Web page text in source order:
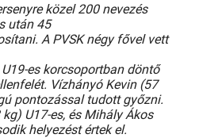
közel 200 nevezés
után 45
A PVSK négy fővel vett
es korcsoportban döntő
Vízhányó Kevin (57
pontozással tudott győzni.
U17-es, és Mihály Ákos
helyezést értek el.